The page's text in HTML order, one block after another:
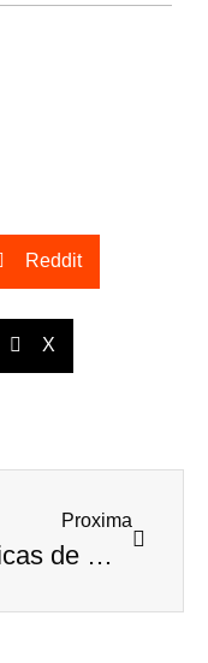
Reddit
X
Proxima
Técnicas de marketing en la odontología